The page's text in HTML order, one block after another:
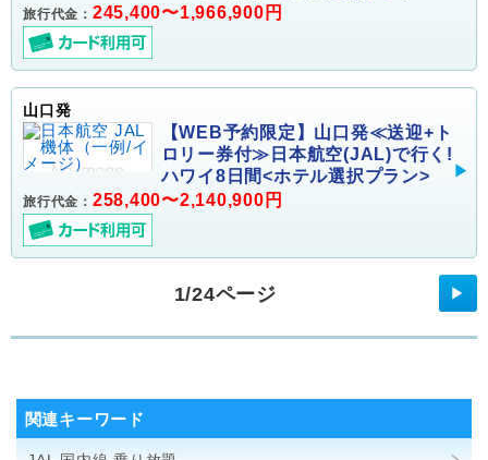
旅行代金： 245,400〜1,966,900円
山口発
【WEB予約限定】山口発≪送迎+ト
ロリー券付≫日本航空(JAL)で行く!
ハワイ8日間<ホテル選択プラン>
旅行代金： 258,400〜2,140,900円
1/24ページ ▶
関連キーワード